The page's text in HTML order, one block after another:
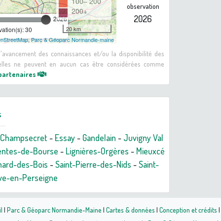
2026
30
200+
20 km
,Parc & Géoparc Normandie-maine
observation
2026
des connaissances et/ou la disponibilité des
ne peuvent en aucun cas être considérées comme
Champsecret- Essay- Gandelain - Juvigny Val
de-Bourse - Lignières-Orgères - Mieuxcé
des-Bois -Saint-Pierre-des-Nids -Saint-
en-Perseigne
| Parc & Géoparc Normandie-Maine | Cartes & données | Conception et crédits |